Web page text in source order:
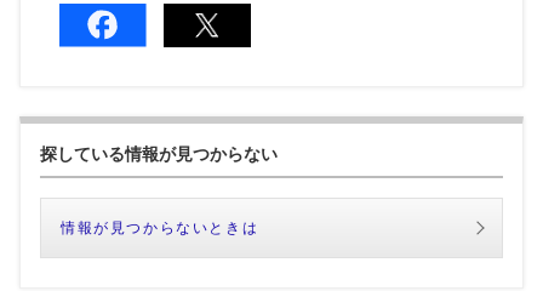
探している情報が見つからない
情報が見つからないときは